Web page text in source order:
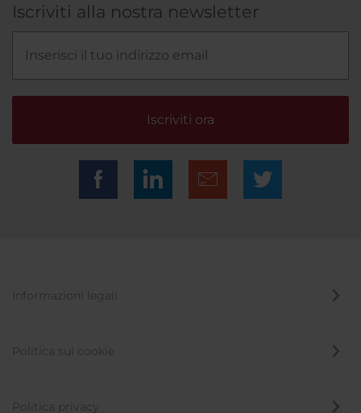
Iscriviti alla nostra newsletter
Iscriviti ora
Informazioni legali
Politica sui cookie
Politica privacy